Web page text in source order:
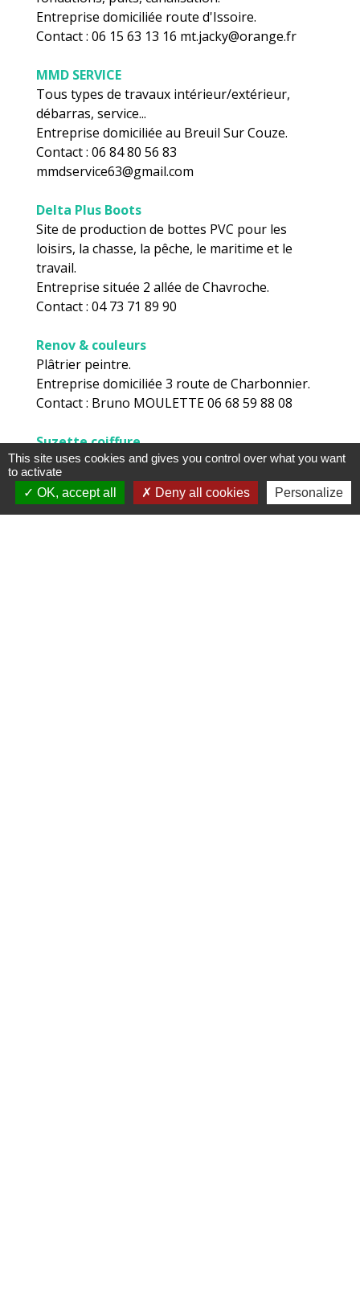
Entreprise domiciliée route d'Issoire.
Contact : 06 15 63 13 16 mt.jacky@orange.fr
MMD SERVICE
Tous types de travaux intérieur/extérieur,
débarras, service...
Entreprise domiciliée au Breuil Sur Couze.
Contact : 06 84 80 56 83
mmdservice63@gmail.com
Delta Plus Boots
Site de production de bottes PVC pour les
loisirs, la chasse, la pêche, le maritime et le
travail.
Entreprise située 2 allée de Chavroche.
Contact : 04 73 71 89 90
Renov & couleurs
Plâtrier peintre.
Entreprise domiciliée 3 route de Charbonnier.
Contact : Bruno MOULETTE 06 68 59 88 08
Suzette coiffure
Salon de coiffure mixte situé 2 impasse de la
République.
Ouvert : le lundi 9h-12h, les mardi jeudi
vendredi 9h-12h/14h-18h, le samedi 8h30-16h
This site uses cookies and gives you control over what you want
to activate
OK, accept all
Deny all cookies Personalize